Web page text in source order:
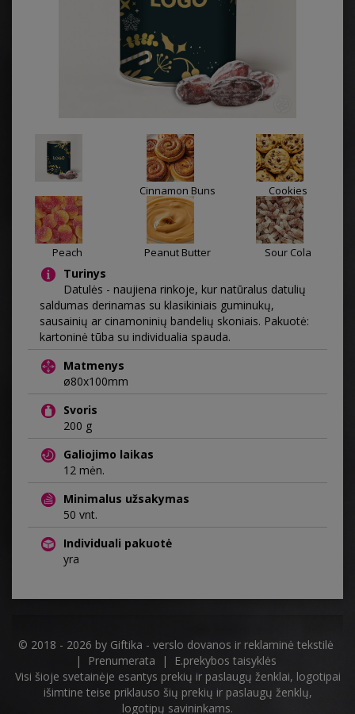
Cinnamon Buns Cookies
Peach Peanut Butter Sour Cola
Turinys
Datulės - naujiena rinkoje, kur natūralus datulių
saldumas derinamas su klasikiniais guminukų,
sausainių ar cinamoninių bandelių skoniais. Pakuotė:
kartoninė tūba su individualia spauda.
Matmenys
ø80x100mm
Svoris
200 g
Galiojimo laikas
12 mėn.
Minimalus užsakymas
50 vnt.
Individuali pakuotė
yra
© 2018 - 2026 by Giftika - verslo dovanos ir reklaminė tekstilė
|
Prenumerata |
E.prekybos taisyklės
Visi šioje svetainėje esantys prekių ir paslaugų ženklai, logotipai
išimtine teise priklauso šių prekių ir paslaugų ženklų,
logotipų savininkams.